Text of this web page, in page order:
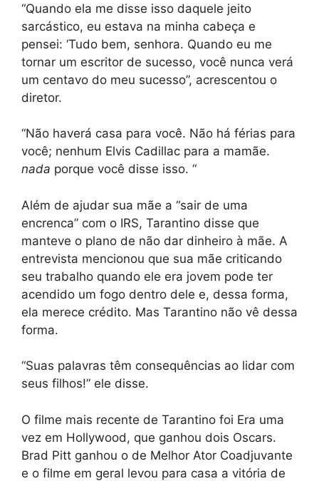
“Quando ela me disse isso daquele jeito
sarcástico, eu estava na minha cabeça e
pensei: ‘Tudo bem, senhora. Quando eu me
tornar um escritor de sucesso, você nunca verá
um centavo do meu sucesso”, acrescentou o
diretor.
“Não haverá casa para você. Não há férias para
você; nenhum Elvis Cadillac para a mamãe.
nada porque você disse isso. “
Além de ajudar sua mãe a “sair de uma
encrenca” com o IRS, Tarantino disse que
manteve o plano de não dar dinheiro à mãe. A
entrevista mencionou que sua mãe criticando
seu trabalho quando ele era jovem pode ter
acendido um fogo dentro dele e, dessa forma,
ela merece crédito. Mas Tarantino não vê dessa
forma.
“Suas palavras têm consequências ao lidar com
seus filhos!” ele disse.
O filme mais recente de Tarantino foi Era uma
vez em Hollywood, que ganhou dois Oscars.
Brad Pitt ganhou o de Melhor Ator Coadjuvante
e o filme em geral levou para casa a vitória de